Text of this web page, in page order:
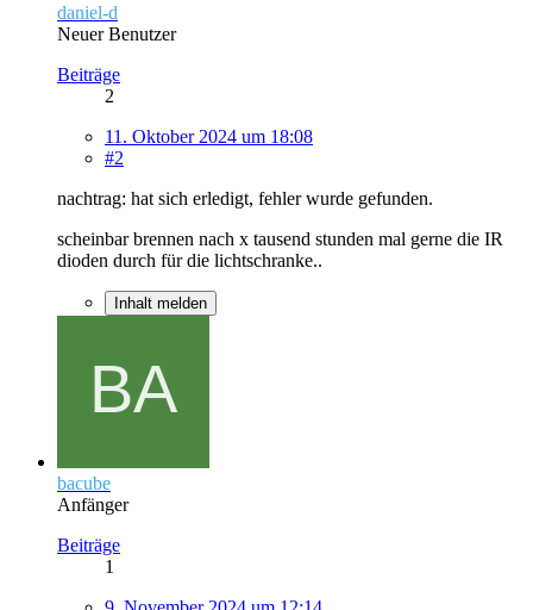
daniel-d
Neuer Benutzer
Beiträge
2
11. Oktober 2024 um 18:08
#2
nachtrag: hat sich erledigt, fehler wurde gefunden.
scheinbar brennen nach x tausend stunden mal gerne die IR
dioden durch für die lichtschranke..
Inhalt melden
bacube
Anfänger
Beiträge
1